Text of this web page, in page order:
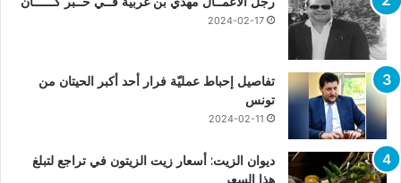
2024-02-17
تفاصيل إحباط عمليّة فرار أحد أكبر الحيتان من
تونس
2024-02-11
ديوان الزيت: أسعار زيت الزيتون في تراجع لتبلغ